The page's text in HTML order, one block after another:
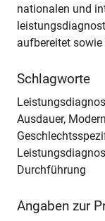
nationalen und
aufbereitet
Schlagworte
Ausdauer,
Durchführung
Angaben zur